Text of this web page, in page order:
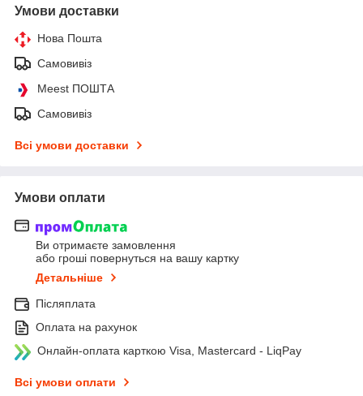
Умови доставки
Нова Пошта
Самовивіз
Meest ПОШТА
Самовивіз
Всі умови доставки
Умови оплати
Ви отримаєте замовлення
або гроші повернуться на вашу картку
Детальніше
Післяплата
Оплата на рахунок
Онлайн-оплата карткою Visa, Mastercard - LiqPay
Всі умови оплати